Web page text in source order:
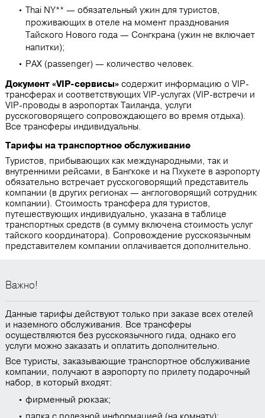
Thai NY** — обязательный ужин для туристов,
проживающих в отеле на момент празднования
Тайского Нового года ― Сонгкрана (ужин не включает
напитки);
PAX (passenger) — количество человек.
Документ «VIP-сервисы» содержит информацию о VIP-
трансферах и соответствующих VIP-услугах (VIP-встречи и
VIP-проводы в аэропортах Таиланда, услуги
русскоговорящего сопровождающего во время отдыха).
Все трансферы индивидуальны.
Тарифы на транспортное обслуживание
Туристов, прибывающих как международными, так и
внутренними рейсами, в Бангкоке и на Пхукете в аэропорту
обязательно встречает русскоговорящий представитель
компании (в других регионах — англоговорящий сотрудник
компании). Стоимость трансфера для туристов,
путешествующих индивидуально, указана в таблице
транспортных средств (в сумму включена стоимость услуг
тайского координатора). Сопровождение русскоязычным
представителем компании оплачивается дополнительно.
Важно!
Данные тарифы действуют только при заказе всех отелей
и наземного обслуживания. Все трансферы
осуществляются без русскоязычного гида, однако его
услуги можно заказать и оплатить дополнительно.
Все туристы, заказывающие транспортное обслуживание
компании, получают в аэропорту по прилету подарочный
набор, в который входят:
фирменный рюкзак;